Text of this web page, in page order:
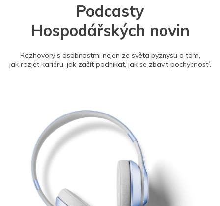
Podcasty
Hospodářských novin
Rozhovory s osobnostmi nejen ze světa byznysu o tom,
jak rozjet kariéru, jak začít podnikat, jak se zbavit pochybností.